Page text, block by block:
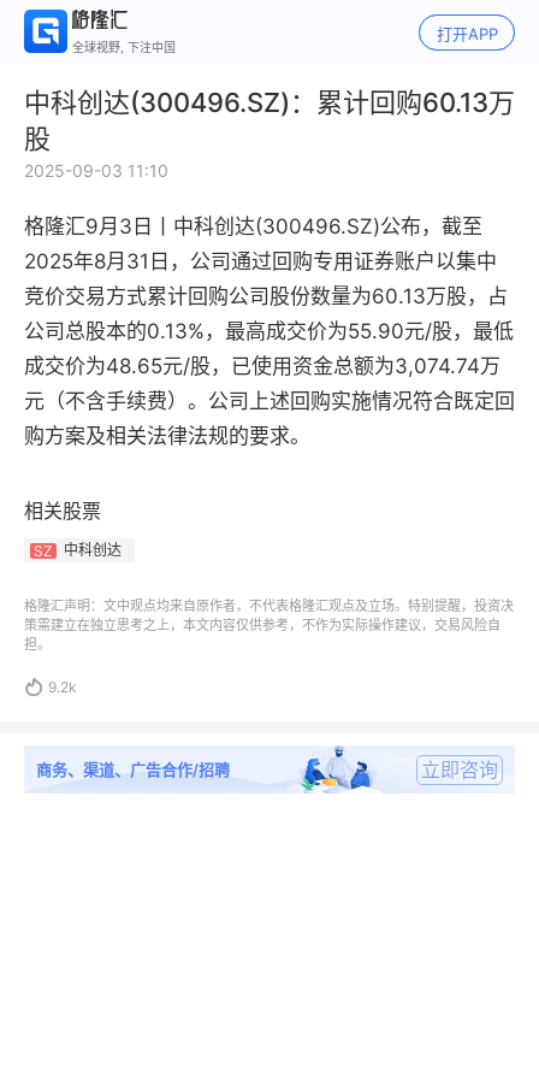
全球视野, 下注中国
打开APP
中科创达(300496.SZ)：累计回购60.13万
股
2025-09-03 11:10
格隆汇9月3日丨中科创达(300496.SZ)公布， 截至
2025年8月31日，公司通过回购专用证券账户以集中
竞价交易方式累计回购公司股份数量为60.13万股，占
公司总股本的0.13%，最高成交价为55.90元/股，最低
成交价为48.65元/股，已使用资金总额为3,074.74万
元（不含手续费）。公司上述回购实施情况符合既定回
购方案及相关法律法规的要求。
相关股票
SZ 中科创达
格隆汇声明：文中观点均来自原作者，不代表格隆汇观点及立场。特别提醒，投资决
策需建立在独立思考之上，本文内容仅供参考，不作为实际操作建议，交易风险自
担。
 9.2k
商务、渠道、广告合作/招聘 立即咨询